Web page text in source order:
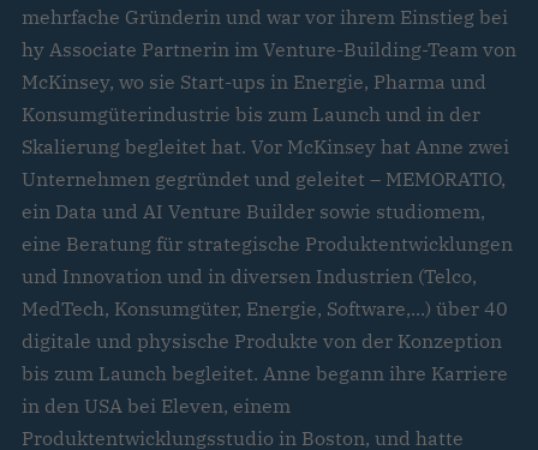
mehrfache Gründerin und war vor ihrem Einstieg bei
hy Associate Partnerin im Venture-Building-Team von
McKinsey, wo sie Start-ups in Energie, Pharma und
Konsumgüterindustrie bis zum Launch und in der
Skalierung begleitet hat. Vor McKinsey hat Anne zwei
Unternehmen gegründet und geleitet – MEMORATIO,
ein Data und AI Venture Builder sowie studiomem,
eine Beratung für strategische Produktentwicklungen
und Innovation und in diversen Industrien (Telco,
MedTech, Konsumgüter, Energie, Software,...) über 40
digitale und physische Produkte von der Konzeption
bis zum Launch begleitet. Anne begann ihre Karriere
in den USA bei Eleven, einem
Produktentwicklungsstudio in Boston, und hatte